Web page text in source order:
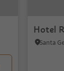
Hotel
Santa